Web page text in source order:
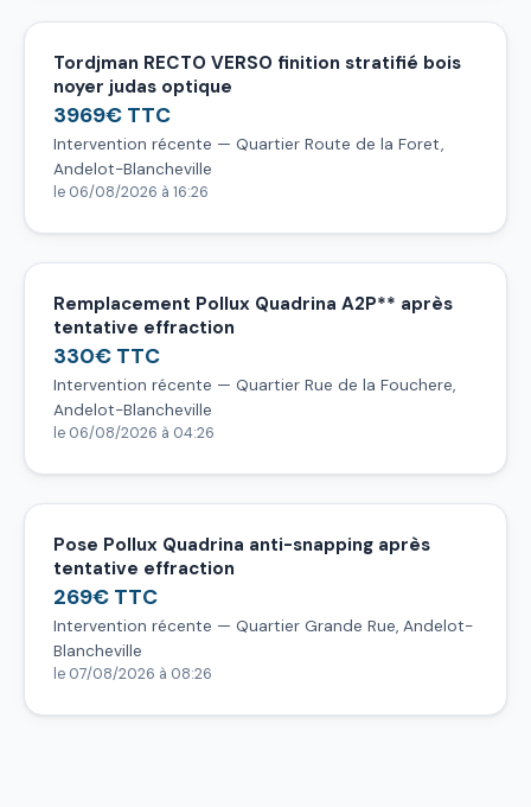
Tordjman RECTO VERSO finition stratifié bois
noyer judas optique
3969€ TTC
Intervention récente — Quartier Route de la Foret,
Andelot-Blancheville
le 06/08/2026 à 16:26
Remplacement Pollux Quadrina A2P** après
tentative effraction
330€ TTC
Intervention récente — Quartier Rue de la Fouchere,
Andelot-Blancheville
le 06/08/2026 à 04:26
Pose Pollux Quadrina anti-snapping après
tentative effraction
269€ TTC
Intervention récente — Quartier Grande Rue, Andelot-
Blancheville
le 07/08/2026 à 08:26